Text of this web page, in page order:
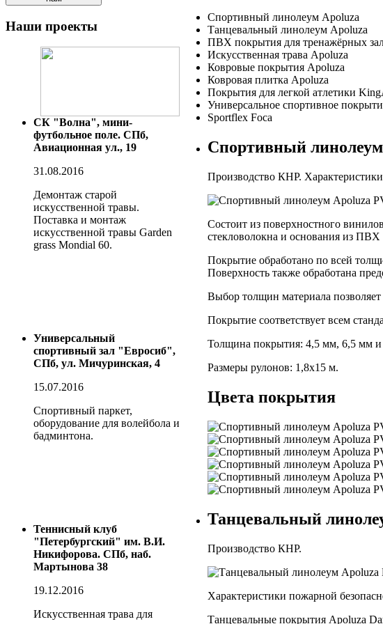
Спортивный линолеум Apoluza
Танцевальный линолеум Apoluza
ПВХ покрытия для тренажёрных
Искусственная трава Apoluza
Ковровые покрытия Apoluza
Ковровая плитка Apoluza
Покрытия для легкой атлетики
Универсальное спортивное
Sportflex Foca
Спортивный
Производство КНР.
Состоит из поверхностного
стекловолокна и основания из
Покрытие обработано по всей
Поверхность также обработана
Выбор толщин материала
Покрытие соответствует всем
Толщина покрытия: 4,5 мм, 6,5 мм
Размеры рулонов: 1,8х15 м.
Цвета покрытия
Танцевальный
Производство КНР.
Характеристики пожарной
Танцевальные покрытия Apoluza
Наши проекты
СК "Волна", мини-
футбольное поле. СПб,
Авиационная ул., 19
31.08.2016
Демонтаж старой
искусственной травы.
Поставка и монтаж
искусственной травы Garden
grass Mondial 60.
Универсальный
спортивный зал "Евросиб",
СПб, ул. Мичуринская, 4
15.07.2016
Спортивный паркет,
оборудование для волейбола и
бадминтона.
Теннисный клуб
"Петербургский" им. В.И.
Никифорова. СПб, наб.
Мартынова 38
19.12.2016
Искусственная трава для